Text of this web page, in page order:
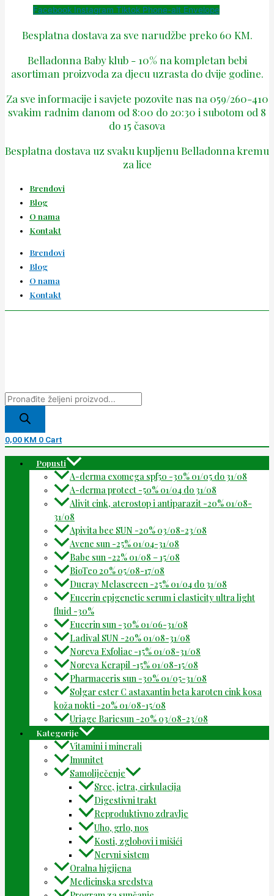
Facebook Instagram Tiktok Phone-alt Envelope
Besplatna dostava za sve narudžbe preko 60 KM.
Belladonna Baby klub - 10% na kompletan bebi
asortiman proizvoda za djecu uzrasta do dvije godine.
Za sve informacije i savjete pozovite nas na 059/260-410
svakim radnim danom od 8:00 do 20:30 i subotom od 8
do 15 časova
Besplatna dostava uz svaku kupljenu Belladonna kremu
za lice
Brendovi
Blog
O nama
Kontakt
Brendovi
Blog
O nama
Kontakt
0,00 KM 0 Cart
Popusti
A-derma exomega spf50 -30% 01/05 do 31/08
A-derma protect -50% 01/04 do 31/08
Alivit cink, aterostop i antiparazit -20% 01/08-
31/08
Apivita bee SUN -20% 03/08-23/08
Avene sun -25% 01/04-31/08
Babe sun -22% 01/08 – 15/08
BioTeo 20% 05/08-17/08
Ducray Melascreen -25% 01/04 do 31/08
Eucerin epigenetic serum i elasticity ultra light
fluid -30%
Eucerin sun -30% 01/06-31/08
Ladival SUN -20% 01/08-31/08
Noreva Exfoliac -15% 01/08-31/08
Noreva Kerapil -15% 01/08-15/08
Pharmaceris sun -30% 01/05-31/08
Solgar ester C astaxantin beta karoten cink kosa
koža nokti -20% 01/08-15/08
Uriage Bariesun -20% 03/08-23/08
Kategorije
Vitamini i minerali
Imunitet
Samoliječenje
Srce, jetra, cirkulacija
Digestivni trakt
Reproduktivno zdravlje
Uho, grlo, nos
Kosti, zglobovi i mišići
Nervni sistem
Oralna higijena
Medicinska sredstva